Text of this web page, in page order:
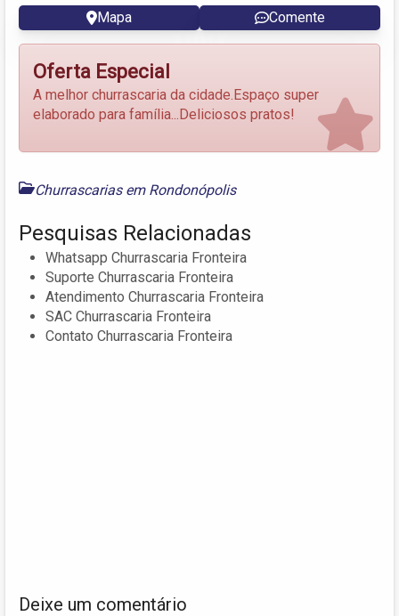
Mapa Comente
Oferta Especial
A melhor churrascaria da cidade.Espaço super
elaborado para família...Deliciosos pratos!
Churrascarias em Rondonópolis
Pesquisas Relacionadas
Whatsapp Churrascaria Fronteira
Suporte Churrascaria Fronteira
Atendimento Churrascaria Fronteira
SAC Churrascaria Fronteira
Contato Churrascaria Fronteira
Deixe um comentário